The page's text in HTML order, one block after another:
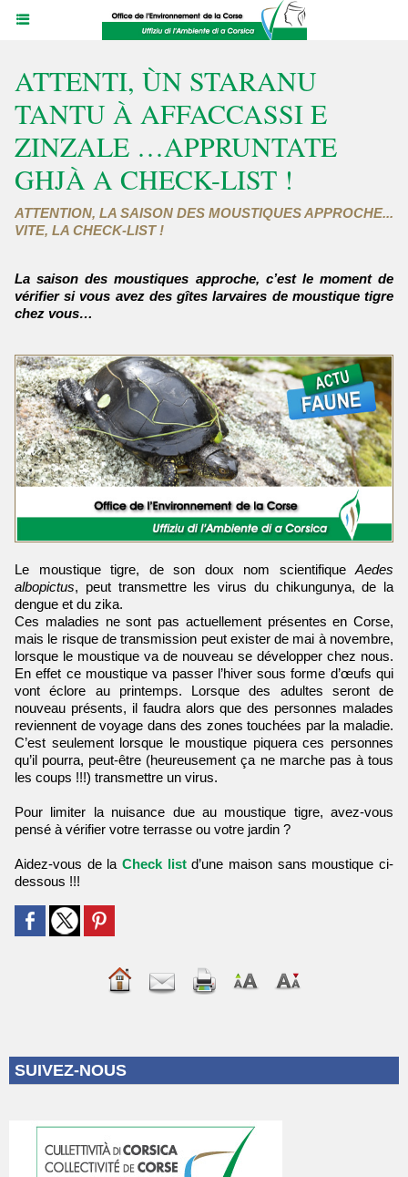
ATTENTI, ÙN STARANU
TANTU À AFFACCASSI E
ZINZALE …APPRUNTATE
GHJÀ A CHECK-LIST !
ATTENTION, LA SAISON DES MOUSTIQUES APPROCHE...
VITE, LA CHECK-LIST !
La saison des moustiques approche, c’est le moment de
vérifier si vous avez des gîtes larvaires de moustique tigre
chez vous…
Le moustique tigre, de son doux nom scientifique Aedes
albopictus, peut transmettre les virus du chikungunya, de la
dengue et du zika.
Ces maladies ne sont pas actuellement présentes en Corse,
mais le risque de transmission peut exister de mai à novembre,
lorsque le moustique va de nouveau se développer chez nous.
En effet ce moustique va passer l’hiver sous forme d’œufs qui
vont éclore au printemps. Lorsque des adultes seront de
nouveau présents, il faudra alors que des personnes malades
reviennent de voyage dans des zones touchées par la maladie.
C’est seulement lorsque le moustique piquera ces personnes
qu’il pourra, peut-être (heureusement ça ne marche pas à tous
les coups !!!) transmettre un virus.
Pour limiter la nuisance due au moustique tigre, avez-vous
pensé à vérifier votre terrasse ou votre jardin ?
Aidez-vous de la Check listd’une maison sans moustique ci-
dessous !!!
SUIVEZ-NOUS